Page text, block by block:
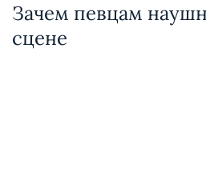
Зачем певцам
сцене